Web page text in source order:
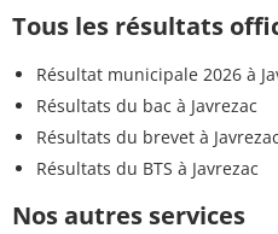
Tous les résultats
Résultat municipale 2026 à
Résultats du bac à Javrezac
Résultats du brevet à Javrezac
Résultats du BTS à Javrezac
Nos autres services